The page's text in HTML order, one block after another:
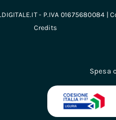
- P.IVA 01675680084 |
Credits
Spesa